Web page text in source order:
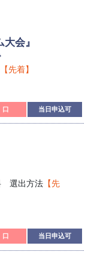
会』
【先着】
当日申込可
選出方法 【先
当日申込可